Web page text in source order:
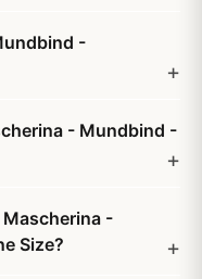
-
- Mundbind -
-
Size?